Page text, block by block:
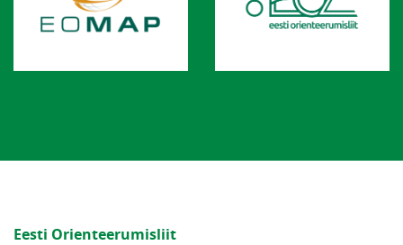
Eesti Orienteerumisliit